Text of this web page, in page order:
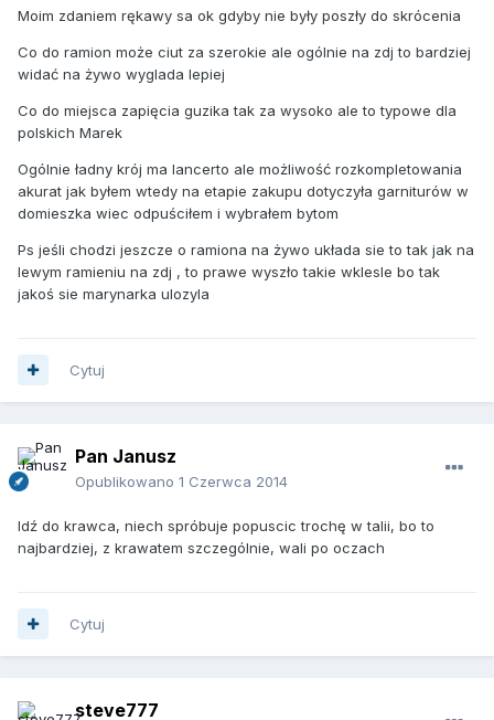
Moim zdaniem rękawy sa ok gdyby nie były poszły do skrócenia
Co do ramion może ciut za szerokie ale ogólnie na zdj to bardziej
widać na żywo wyglada lepiej
Co do miejsca zapięcia guzika tak za wysoko ale to typowe dla
polskich Marek
Ogólnie ładny krój ma lancerto ale możliwość rozkompletowania
akurat jak byłem wtedy na etapie zakupu dotyczyła garniturów w
domieszka wiec odpuściłem i wybrałem bytom
Ps jeśli chodzi jeszcze o ramiona na żywo układa sie to tak jak na
lewym ramieniu na zdj , to prawe wyszło takie wklesle bo tak
jakoś sie marynarka ulozyla
Cytuj
Pan Janusz
Opublikowano 1 Czerwca 2014
Idź do krawca, niech spróbuje popuscic trochę w talii, bo to
najbardziej, z krawatem szczególnie, wali po oczach
Cytuj
steve777